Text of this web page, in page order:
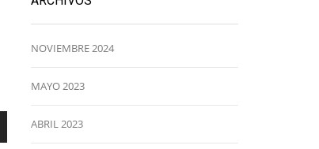
NOVIEMBRE 2024
MAYO 2023
ABRIL 2023